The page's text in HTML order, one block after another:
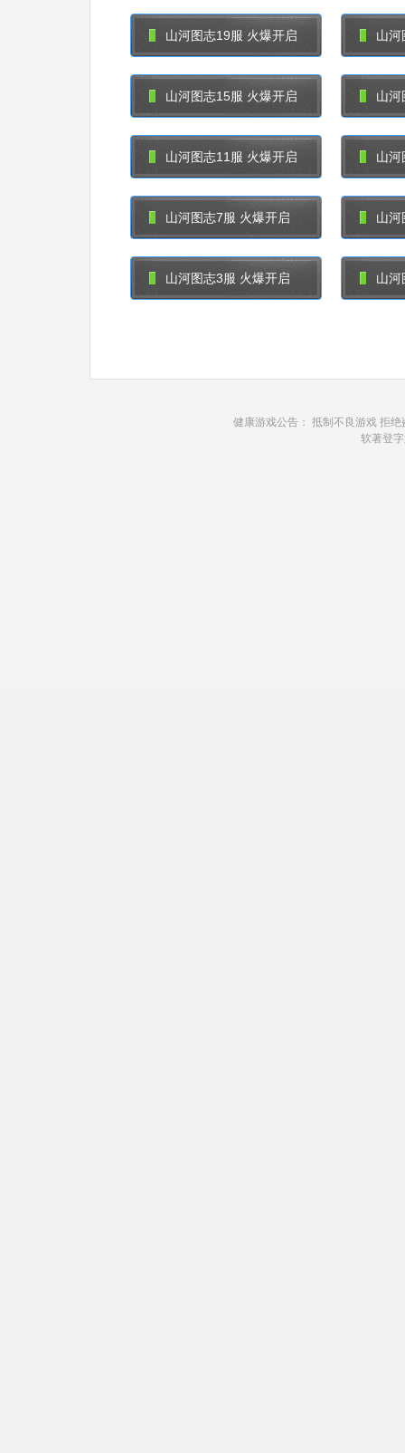
山河图志19服 火爆开启 山河
山河图志15服 火爆开启 山河
山河图志11服 火爆开启 山河
山河图志7服 火爆开启 山河
山河图志3服 火爆开启 山河
健康游戏公告： 抵制不良游戏 拒
软著登